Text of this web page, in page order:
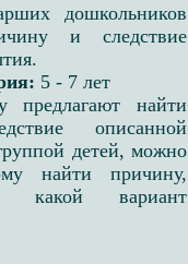
дошкольников
и следствие
5 - 7 лет
предлагают найти
описанной
детей, можно
найти причину,
какой вариант